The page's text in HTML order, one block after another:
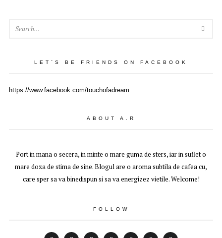
LET`S BE FRIENDS ON FACEBOOK
https://www.facebook.com/touchofadream
ABOUT A.R
Port in mana o secera, in minte o mare guma de sters, iar in suflet o
mare doza de stima de sine. Blogul are o aroma subtila de cafea cu,
care sper sa va binedispun si sa va energizez vietile. Welcome!
FOLLOW